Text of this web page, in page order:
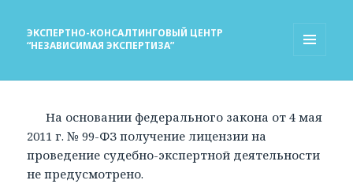
ЭКСПЕРТНО-КОНСАЛТИНГОВЫЙ ЦЕНТР
“НЕЗАВИСИМАЯ ЭКСПЕРТИЗА”
На основании федерального закона от 4 мая
2011 г. № 99-ФЗ получение лицензии на
проведение судебно-экспертной деятельности
не предусмотрено.